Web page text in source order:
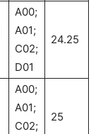
A00;
A01;
C02;
D01
24.25
A00;
A01;
C02;
25